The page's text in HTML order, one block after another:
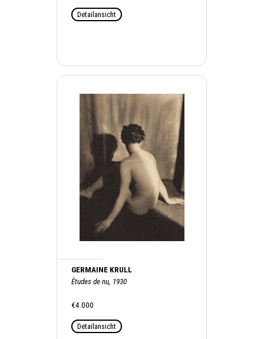
Detailansicht
GERMAINE KRULL
Ètudes de nu, 1930
€4.000
Detailansicht